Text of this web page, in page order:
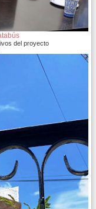
del proyecto